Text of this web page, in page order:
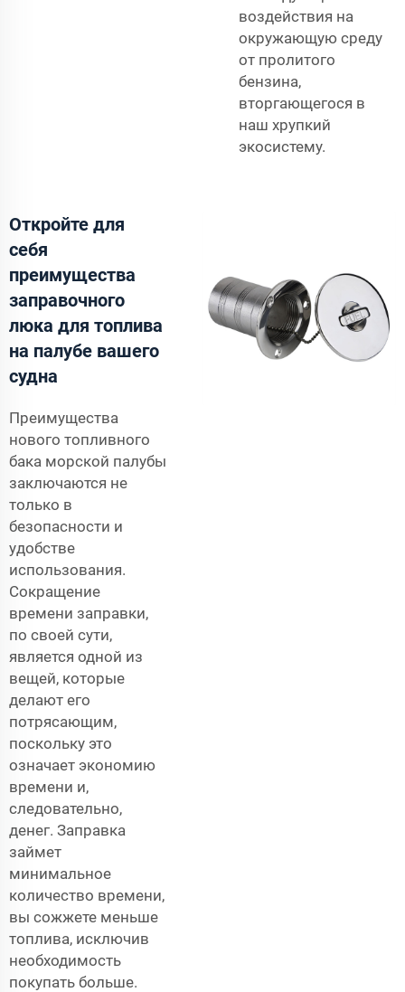
воздействия на
окружающую среду
от пролитого
бензина,
вторгающегося в
наш хрупкий
экосистему.
Откройте для
себя
преимущества
заправочного
люка для топлива
на палубе вашего
судна
Преимущества
нового топливного
бака морской палубы
заключаются не
только в
безопасности и
удобстве
использования.
Сокращение
времени заправки,
по своей сути,
является одной из
вещей, которые
делают его
потрясающим,
поскольку это
означает экономию
времени и,
следовательно,
денег. Заправка
займет
минимальное
количество времени,
вы сожжете меньше
топлива, исключив
необходимость
покупать больше.